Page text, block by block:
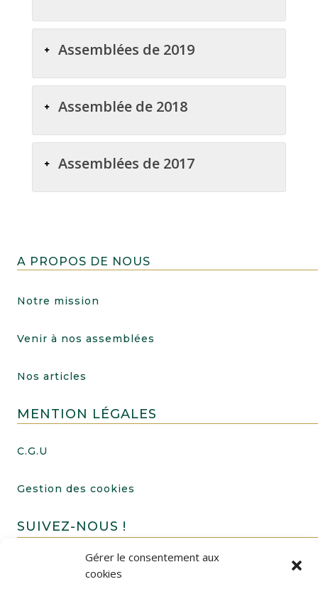
Gérer le consentement aux
cookies
Assemblées de 2019
Assemblée de 2018
Assemblées de 2017
A PROPOS DE NOUS
Notre mission
Venir à nos assemblées
Nos articles
MENTION LÉGALES
C.G.U
Gestion des cookies
SUIVEZ-NOUS !